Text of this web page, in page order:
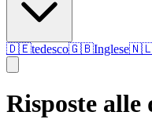
🇩🇪tedesco🇬🇧Inglese
Risposte